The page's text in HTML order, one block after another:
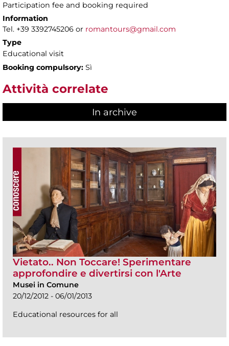
Participation fee and booking required
Information
Tel. +39 3392745206 or romantours@gmail.com
Type
Educational visit
Booking compulsory: Sì
Attività correlate
In archive
Vietato.. Non Toccare! Sperimentare
approfondire e divertirsi con l'Arte
Musei in Comune
20/12/2012 - 06/01/2013
Educational resources for all